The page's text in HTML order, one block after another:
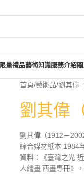
限量禮品藝術知識服務介紹
首頁 藝術品 劉其偉
劉其偉
劉其偉（1912－
綜合媒材紙本 1984
資料：《臺灣之光
人繪畫 西畫專冊》